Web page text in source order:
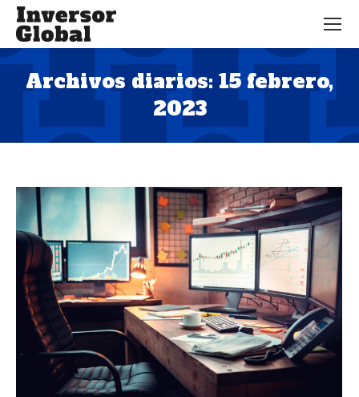
Archivos diarios: 15 febrero,
2023
Estás aquí: